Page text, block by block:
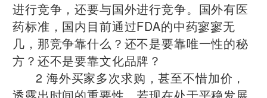
进行竞争，还要与国外进行竞争。国外有医
药标准，国内目前通过FDA的中药寥寥无
几，那竞争靠什么？还不是要靠唯一性的秘
方？还不是要靠文化品牌？
2 海外买家多次求购，甚至不惜加价，
透露出时间的重要性。若现在处于平稳发展